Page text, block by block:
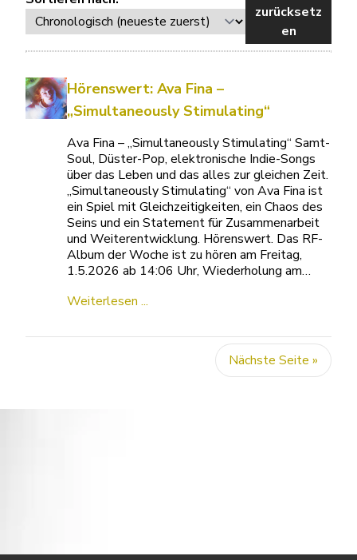
zurücksetz
en
Hörenswert: Ava Fina –
„Simultaneously Stimulating“
Ava Fina – „Simultaneously Stimulating“ Samt-
Soul, Düster-Pop, elektronische Indie-Songs
über das Leben und das alles zur gleichen Zeit.
„Simultaneously Stimulating“ von Ava Fina ist
ein Spiel mit Gleichzeitigkeiten, ein Chaos des
Seins und ein Statement für Zusammenarbeit
und Weiterentwicklung. Hörenswert. Das RF-
Album der Woche ist zu hören am Freitag,
1.5.2026 ab 14:06 Uhr, Wiederholung am…
Weiterlesen ...
Nächste Seite »